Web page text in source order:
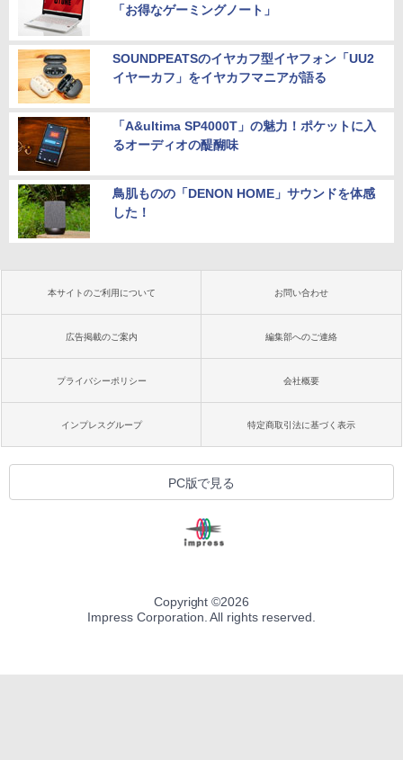
「お得なゲーミングノート」
SOUNDPEATSのイヤカフ型イヤフォン「UU2
イヤーカフ」をイヤカフマニアが語る
「A&ultima SP4000T」の魅力！ポケットに入
るオーディオの醍醐味
鳥肌ものの「DENON HOME」サウンドを体感
した！
本サイトのご利用について お問い合わせ
広告掲載のご案内 編集部へのご連絡
プライバシーポリシー 会社概要
インプレスグループ 特定商取引法に基づく表示
PC版で見る
Copyright ©2026
Impress Corporation. All rights reserved.